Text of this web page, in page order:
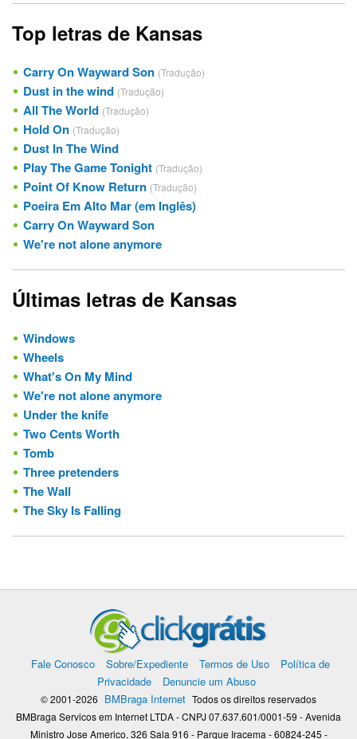
Top letras de Kansas
Carry On Wayward Son (Tradução)
Dust in the wind (Tradução)
All The World (Tradução)
Hold On (Tradução)
Dust In The Wind
Play The Game Tonight (Tradução)
Point Of Know Return (Tradução)
Poeira Em Alto Mar (em Inglês)
Carry On Wayward Son
We're not alone anymore
Últimas letras de Kansas
Windows
Wheels
What's On My Mind
We're not alone anymore
Under the knife
Two Cents Worth
Tomb
Three pretenders
The Wall
The Sky Is Falling
Fale Conosco Sobre/Expediente Termos de Uso
Política de
Privacidade
Denuncie um Abuso
© 2001-2026 BMBraga Internet Todos os direitos reservados
BMBraga Servicos em Internet LTDA - CNPJ 07.637.601/0001-59 - Avenida
Ministro Jose Americo, 326 Sala 916 - Parque Iracema - 60824-245 -